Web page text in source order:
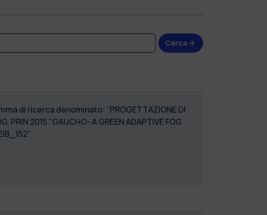
Cerca
di ricerca denominato: “PROGETTAZIONE DI
PRIN 2015 "GAUCHO- A GREEN ADAPTIVE FOG